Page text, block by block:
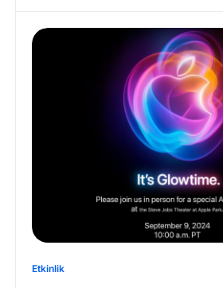
Etkinlik